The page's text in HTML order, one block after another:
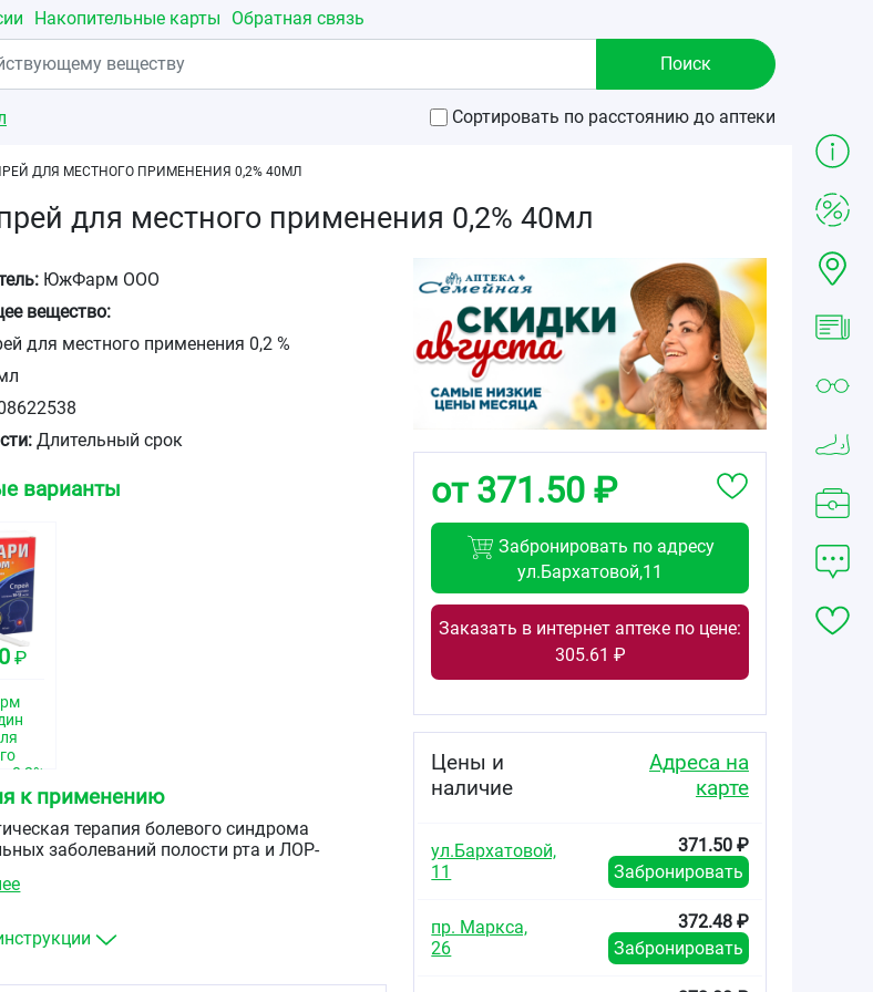
Накопительные карты Обратная связь
Сортировать по расстоянию до аптеки
ДЛЯ МЕСТНОГО ПРИМЕНЕНИЯ 0,2% 40МЛ
для местного применения 0,2% 40мл
ЮжФарм ООО
вещество:
для местного применения 0,2 %
Длительный срок
варианты
₽
0,2%
к применению
терапия болевого синдрома
заболеваний полости рта и ЛОР-
валиков),
от 371.50 ₽
Забронировать по адресу
ул.Бархатовой,11
Заказать в интернет аптеке по цене:
305.61 ₽
Цены и
наличие
Адреса на
карте
ул.Бархатовой,
11
371.50 ₽
Забронировать
пр. Маркса,
26
372.48 ₽
Забронировать